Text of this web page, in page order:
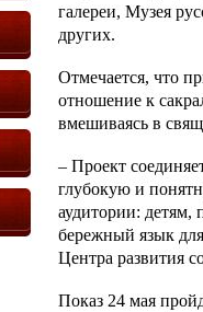
галереи, Музея
других.
Отмечается, что
отношение к
вмешиваясь в
– Проект
глубокую и
аудитории:
бережный язык
Центра развития
Показ 24 мая